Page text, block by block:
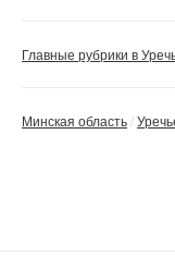
Главные рубрики в
Минская область